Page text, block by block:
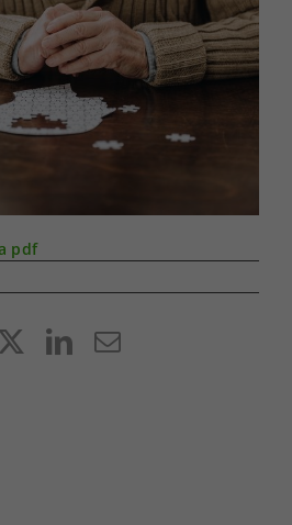
pdf
LinkedIn
E-